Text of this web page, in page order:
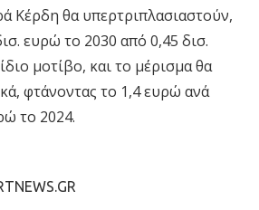
Κέρδη θα υπερτριπλασιαστούν,
ευρώ το 2030 από 0,45 δισ.
μοτίβο, και το μέρισμα θα
φτάνοντας το 1,4 ευρώ ανά
το 2024.